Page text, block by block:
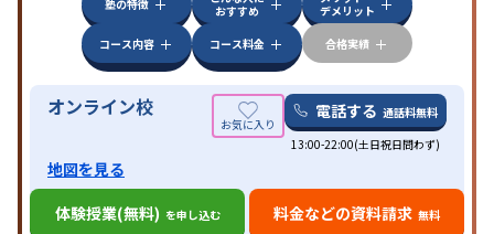
塾の特徴
おすすめ
デメリット
コース内容
コース料金 合格実績
オンライン校 電話する 通話料無料
13:00-22:00(土日祝日問わず)
地図を見る
体験授業(無料) を申し込む 料金などの資料請求 無料